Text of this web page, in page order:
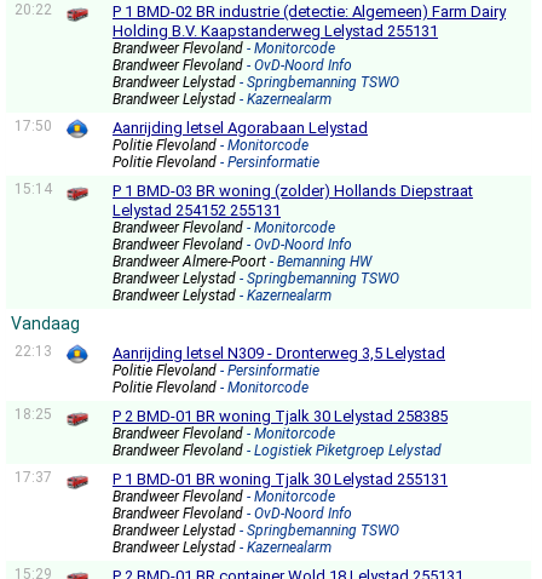
20:22
P 1 BMD-02 BR industrie (detectie: Algemeen) Farm Dairy
Holding B.V. Kaapstanderweg Lelystad 255131
Brandweer Flevoland - Monitorcode
Brandweer Flevoland - OvD-Noord Info
Brandweer Lelystad - Springbemanning TSWO
Brandweer Lelystad - Kazernealarm
17:50
Aanrijding letsel Agorabaan Lelystad
Politie Flevoland - Monitorcode
Politie Flevoland - Persinformatie
15:14
P 1 BMD-03 BR woning (zolder) Hollands Diepstraat
Lelystad 254152 255131
Brandweer Flevoland - Monitorcode
Brandweer Flevoland - OvD-Noord Info
Brandweer Almere-Poort - Bemanning HW
Brandweer Lelystad - Springbemanning TSWO
Brandweer Lelystad - Kazernealarm
Vandaag
22:13 Aanrijding letsel N309 - Dronterweg 3,5 Lelystad
Politie Flevoland - Persinformatie
Politie Flevoland - Monitorcode
18:25
P 2 BMD-01 BR woning Tjalk 30 Lelystad 258385
Brandweer Flevoland - Monitorcode
Brandweer Flevoland - Logistiek Piketgroep Lelystad
17:37
P 1 BMD-01 BR woning Tjalk 30 Lelystad 255131
Brandweer Flevoland - Monitorcode
Brandweer Flevoland - OvD-Noord Info
Brandweer Lelystad - Springbemanning TSWO
Brandweer Lelystad - Kazernealarm
15:29